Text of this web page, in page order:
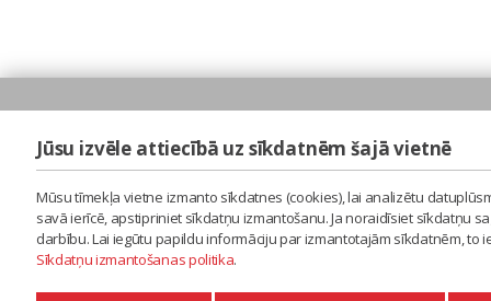
Jūsu izvēle attiecībā uz sīkdatnēm šajā vietnē
Mūsu tīmekļa vietne izmanto sīkdatnes (cookies), lai analizētu
savā ierīcē, apstipriniet sīkdatņu izmantošanu. Ja noraidīsiet sīkdatņu
darbību. Lai iegūtu papildu informāciju par izmantotajām sīkdatnēm,
Sīkdatņu izmantošanas politika.